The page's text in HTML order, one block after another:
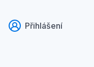
Přihlášení